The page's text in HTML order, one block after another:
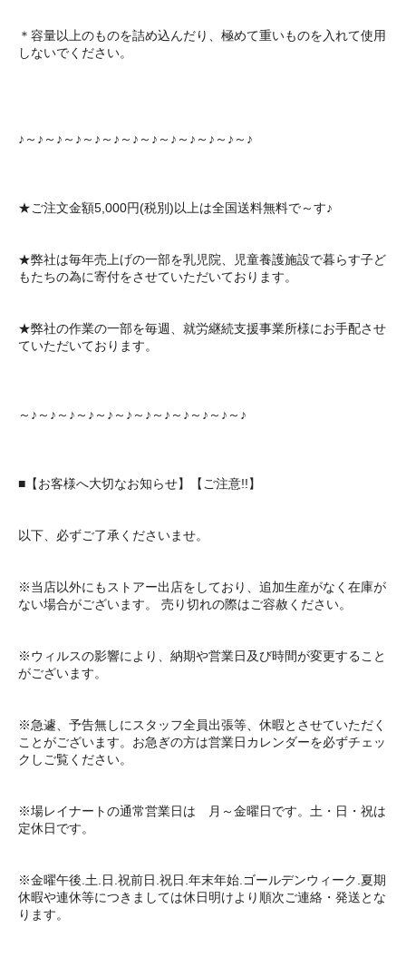
＊容量以上のものを詰め込んだり、極めて重いものを入れて使用
しないでください。
♪～♪～♪～♪～♪～♪～♪～♪～♪～♪～♪～♪～♪
★ご注文金額5,000円(税別)以上は全国送料無料で～す♪
★弊社は毎年売上げの一部を乳児院、児童養護施設で暮らす子ど
もたちの為に寄付をさせていただいております。
★弊社の作業の一部を毎週、就労継続支援事業所様にお手配させ
ていただいております。
～♪～♪～♪～♪～♪～♪～♪～♪～♪～♪～♪～♪
■【お客様へ大切なお知らせ】【ご注意!!】
以下、必ずご了承くださいませ。
※当店以外にもストアー出店をしており、追加生産がなく在庫が
ない場合がございます。 売り切れの際はご容赦ください。
※ウィルスの影響により、納期や営業日及び時間が変更すること
がございます。
※急遽、予告無しにスタッフ全員出張等、休暇とさせていただく
ことがございます。お急ぎの方は営業日カレンダーを必ずチェッ
クしご覧ください。
※場レイナートの通常営業日は 月～金曜日です。土・日・祝は
定休日です。
※金曜午後.土.日.祝前日.祝日.年末年始.ゴールデンウィーク.夏期
休暇や連休等につきましては休日明けより順次ご連絡・発送とな
ります。